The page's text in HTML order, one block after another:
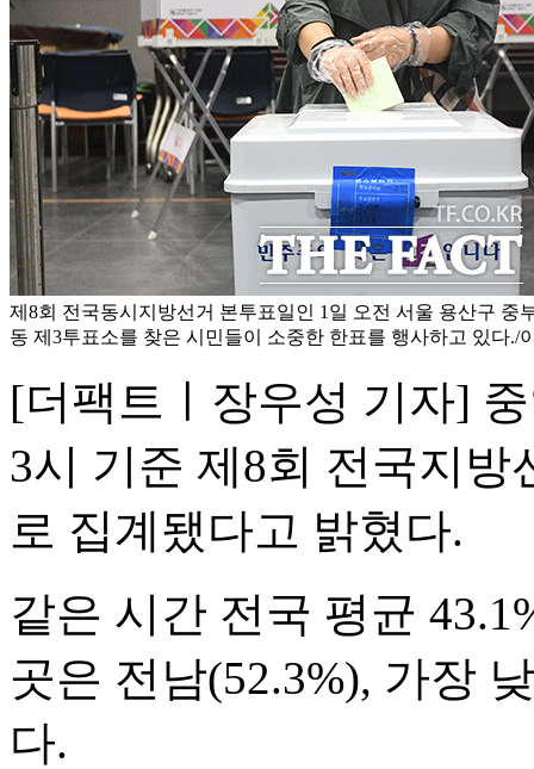
제8회 전국동시지방선거 본투표일인 1일 오전 서울 용산구 중
동 제3투표소를 찾은 시민들이 소중한 한표를 행사하고 있다./
[더팩트ㅣ장우성 기자]
3시 기준 제8회 전국지방
로 집계됐다고 밝혔다.
같은 시간 전국 평균
곳은 전남(52.3%), 가장
다.